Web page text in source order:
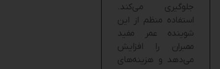
جلوگیری می‌کند.
استفاده منظم از این
شوینده عمر مفید
ممبران را افزایش
می‌دهد و هزینه‌های